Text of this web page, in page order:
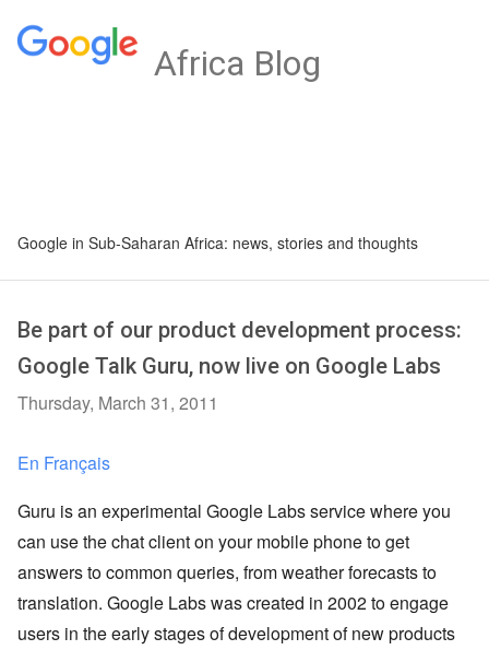
Africa Blog
Google in Sub-Saharan Africa: news, stories and thoughts
Be part of our product development process:
Google Talk Guru, now live on Google Labs
Thursday, March 31, 2011
En Français
Guru is an experimental Google Labs service where you
can use the chat client on your mobile phone to get
answers to common queries, from weather forecasts to
translation. Google Labs was created in 2002 to engage
users in the early stages of development of new products